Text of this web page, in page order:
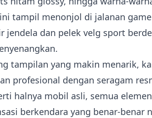
tampil menonjol di jalanan
jendela dan pelek velg sport
tampilan yang makin menarik,
profesional dengan seragam
halnya mobil asli, semua
berkendara yang benar-benar